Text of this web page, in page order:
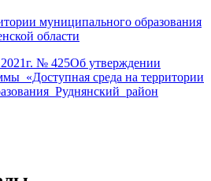
муниципального образования
области
№ 425Об утверждении
«Доступная среда на территории
Руднянский район